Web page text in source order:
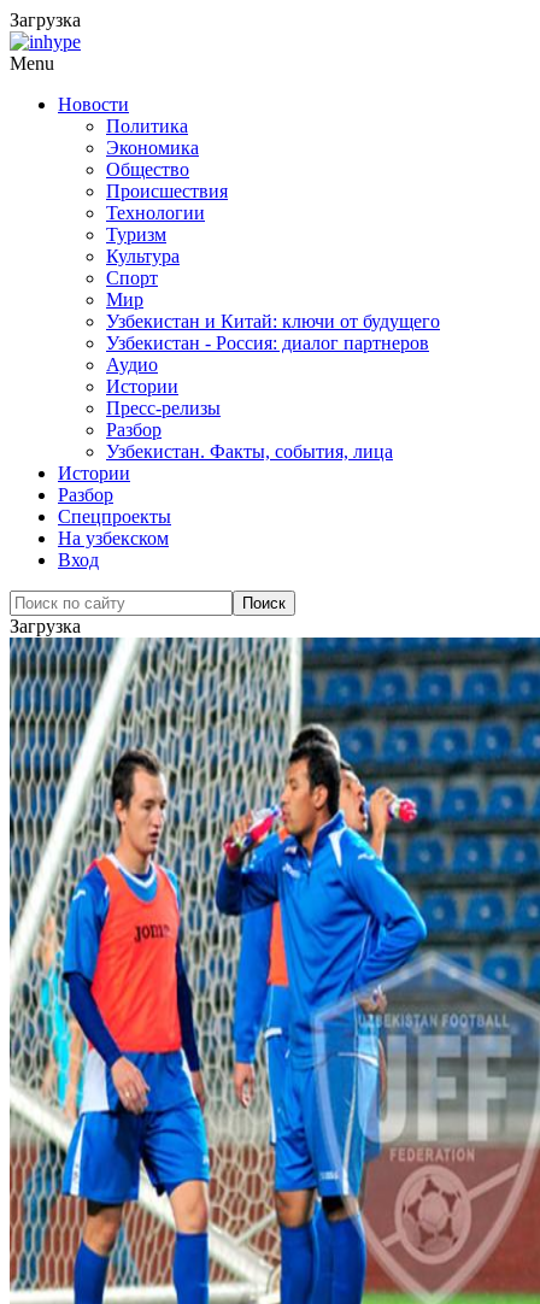
Загрузка
Menu
Новости
Политика
Экономика
Общество
Происшествия
Технологии
Туризм
Культура
Спорт
Мир
Узбекистан и Китай: ключи от будущего
Узбекистан - Россия: диалог партнеров
Аудио
Истории
Пресс-релизы
Разбор
Узбекистан. Факты, события, лица
Истории
Разбор
Спецпроекты
На узбекском
Вход
Загрузка